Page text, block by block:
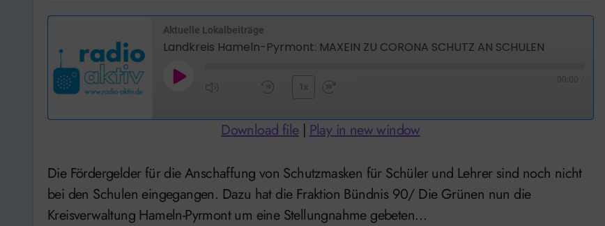
Aktuelle Lokalbeiträge
Landkreis Hameln-Pyrmont: MAXEIN ZU CORONA SCHUTZ AN SCHULEN
Play
Mute/Unmute
Episode
Rewind
10
Seconds
1x
Forward
30
00:00
Download file| Play in new window
Die Fördergelder für die Anschaffung von Schutzmasken für Schüler und Lehrer sind noch nicht
bei den Schulen eingegangen. Dazu hat die Fraktion Bündnis 90/ Die Grünen nun die
Kreisverwaltung Hameln-Pyrmont um eine Stellungnahme gebeten…